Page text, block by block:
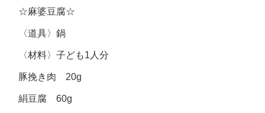
☆麻婆豆腐☆
〈道具〉鍋
〈材料〉子ども1人分
豚挽き肉 20g
絹豆腐 60g